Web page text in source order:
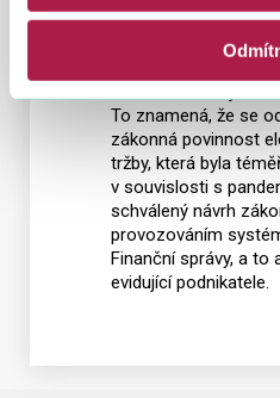
Vláda dne 9. 3. 2022
Ministerstva financí
To znamená, že se
zákonná povinnost
tržby, která byla
v souvislosti s
schválený návrh
provozováním
Finanční správy, a to
evidující podnikatele.